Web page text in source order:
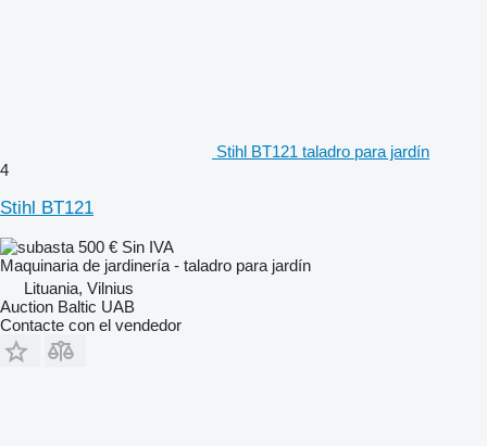
Stihl BT121 taladro para jardín
4
Stihl BT121
500 € Sin IVA
Maquinaria de jardinería - taladro para jardín
Lituania, Vilnius
Auction Baltic UAB
Contacte con el vendedor